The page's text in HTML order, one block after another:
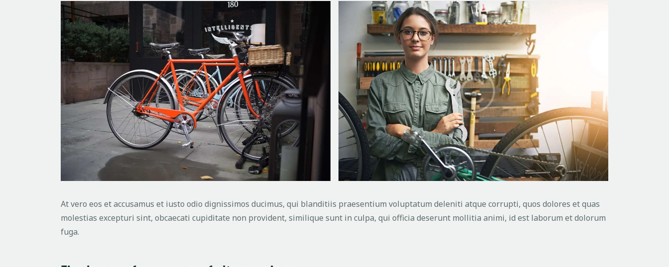
At vero eos et accusamus et iusto odio dignissimos ducimus, qui blanditiis praesentium voluptatum deleniti atque corrupti, quos dolores et quas
molestias excepturi sint, obcaecati cupiditate non provident, similique sunt in culpa, qui officia deserunt mollitia animi, id est laborum et dolorum
fuga.